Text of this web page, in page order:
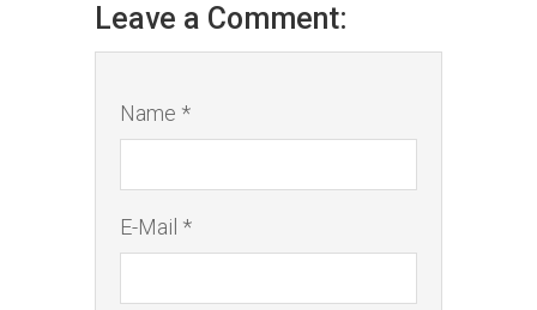
Leave a Comment:
Name *
E-Mail *